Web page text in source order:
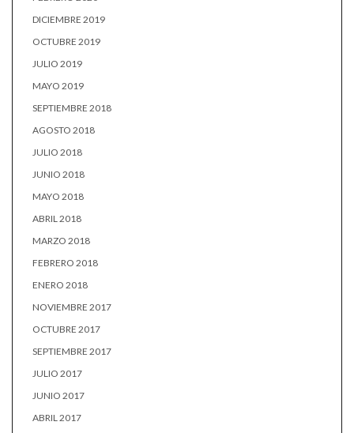
DICIEMBRE 2019
OCTUBRE 2019
JULIO 2019
MAYO 2019
SEPTIEMBRE 2018
AGOSTO 2018
JULIO 2018
JUNIO 2018
MAYO 2018
ABRIL 2018
MARZO 2018
FEBRERO 2018
ENERO 2018
NOVIEMBRE 2017
OCTUBRE 2017
SEPTIEMBRE 2017
JULIO 2017
JUNIO 2017
ABRIL 2017